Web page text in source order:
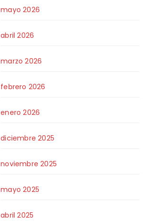
mayo 2026
abril 2026
marzo 2026
febrero 2026
enero 2026
diciembre 2025
noviembre 2025
mayo 2025
abril 2025